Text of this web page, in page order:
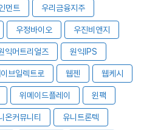
먼트 우리금융지주
우정바이오 우진비앤지
익머트리얼즈 원익IPS
브일렉트로 웹젠 웹케시
위메이드플레이 윈팩
온커뮤니티 유니트론텍